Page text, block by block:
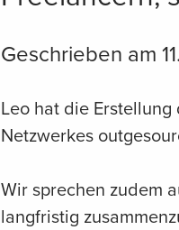
Geschrieben am
Leo hat die
Netzwerkes
Wir sprechen zudem
langfristig